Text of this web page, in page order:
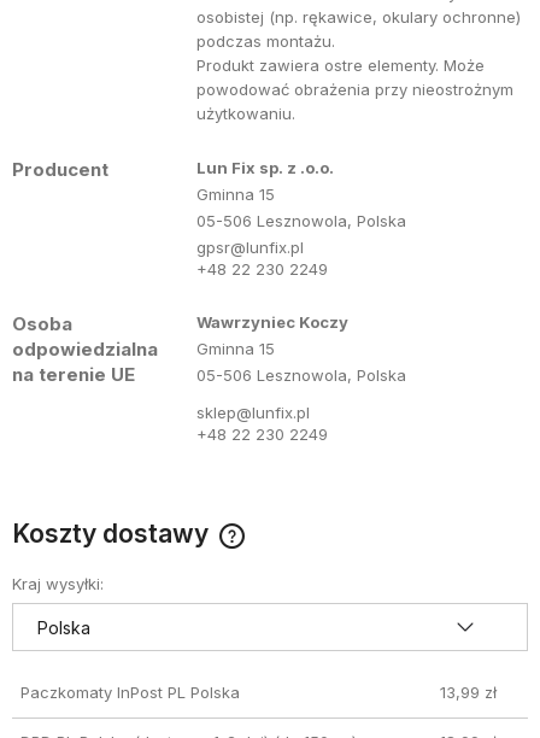
osobistej (np. rękawice, okulary ochronne)
podczas montażu.
Produkt zawiera ostre elementy. Może
powodować obrażenia przy nieostrożnym
użytkowaniu.
Producent
Lun Fix sp. z .o.o.
Gminna 15
05-506 Lesznowola, Polska
gpsr@lunfix.pl
+48 22 230 2249
Osoba
odpowiedzialna
na terenie UE
Wawrzyniec Koczy
Gminna 15
05-506 Lesznowola, Polska
sklep@lunfix.pl
+48 22 230 2249
Koszty dostawy
Kraj wysyłki:
Paczkomaty InPost PL Polska 13,99 zł